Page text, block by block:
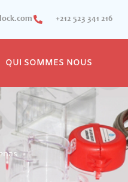
+212 523 341 216
QUI SOMMES NOUS